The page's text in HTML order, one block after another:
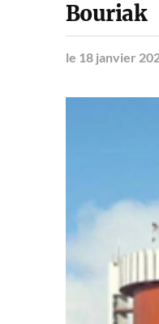
Bouriak
le 18 janvier